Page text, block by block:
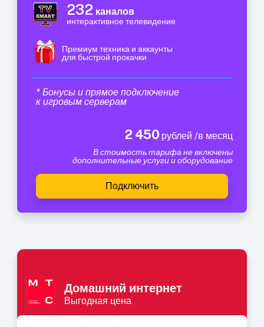
232 каналов
интерактивное телевидение
Премиум техника и аккаунты
для быстрой прокачки
* Бонусы и прямое подключение
к игровым серверам
2 450 рублей /в месяц
В стоимость тарифа не включены
дополнительные услуги и оборудование
Подключить
Домашний интернет
Выгодная цена